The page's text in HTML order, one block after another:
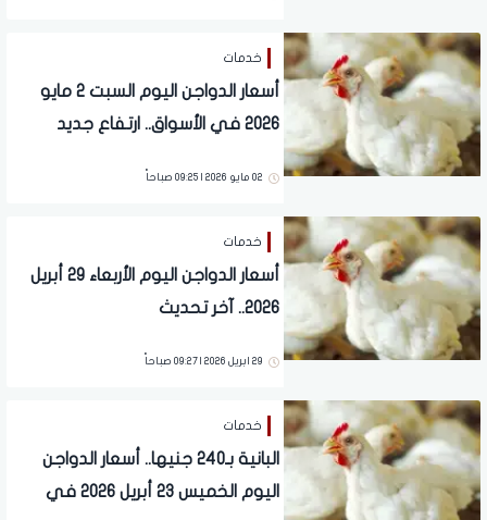
خدمات
أسعار الدواجن اليوم السبت 2 مايو
2026 في الأسواق.. ارتفاع جديد
02 مايو 2026 | 09:25 صباحاً
خدمات
أسعار الدواجن اليوم الأربعاء 29 أبريل
2026.. آخر تحديث
29 ابريل 2026 | 09:27 صباحاً
خدمات
البانية بـ240 جنيها.. أسعار الدواجن
اليوم الخميس 23 أبريل 2026 في